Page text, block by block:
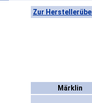
Zur
Märklin